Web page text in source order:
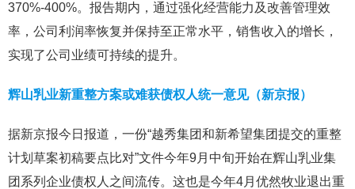
370%-400%。报告期内，通过强化经营能力及改善管理效
率，公司利润率恢复并保持至正常水平，销售收入的增长，
实现了公司业绩可持续的提升。
辉山乳业新重整方案或难获债权人统一意见（新京报）
据新京报今日报道，一份“越秀集团和新希望集团提交的重整
计划草案初稿要点比对”文件今年9月中旬开始在辉山乳业集
团系列企业债权人之间流传。这也是今年4月优然牧业退出重